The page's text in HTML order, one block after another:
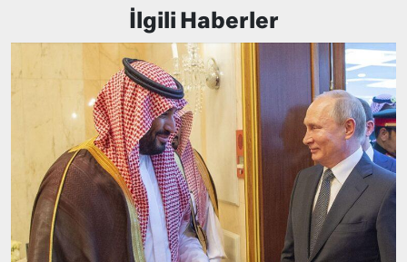
İlgili Haberler